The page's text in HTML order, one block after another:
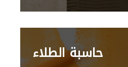
حاسبة الطلاء